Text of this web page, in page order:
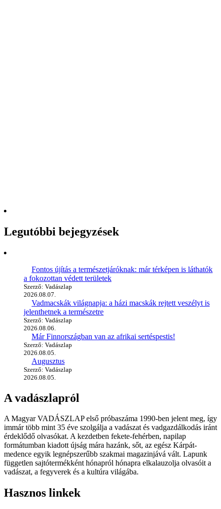
Legutóbbi bejegyzések
Fontos újítás a természetjáróknak: már térképen is láthatók
a fokozottan védett területek
Szerző: Vadászlap
2026.08.07.
Vadmacskák világnapja: a házi macskák rejtett veszélyt is
jelenthetnek a természetre
Szerző: Vadászlap
2026.08.06.
Már Finnországban van az afrikai sertéspestis!
Szerző: Vadászlap
2026.08.05.
Augusztus
Szerző: Vadászlap
2026.08.05.
A vadászlapról
A Magyar VADÁSZLAP első próbaszáma 1990-ben jelent meg, így
immár több mint 35 éve szolgálja a vadászat és vadgazdálkodás iránt
érdeklődő olvasókat. A kezdetben fekete-fehérben, napilap
formátumban kiadott újság mára hazánk, sőt, az egész Kárpát-
medence egyik legnépszerűbb szakmai magazinjává vált. Lapunk
független sajtótermékként hónapról hónapra elkalauzolja olvasóit a
vadászat, a fegyverek és a kultúra világába.
Hasznos linkek